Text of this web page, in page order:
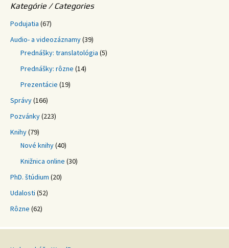
Kategórie / Categories
Podujatia (67)
Audio- a videozáznamy(39)
Prednášky: translatológia (5)
Prednášky: rôzne (14)
Prezentácie (19)
Správy(166)
Pozvánky(223)
Knihy(79)
Nové knihy(40)
Knižnica online (30)
PhD. štúdium (20)
Udalosti (52)
Rôzne (62)